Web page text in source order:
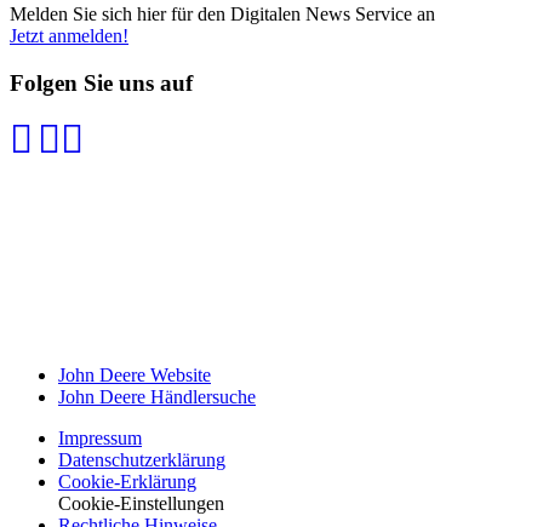
Melden Sie sich hier für den Digitalen News Service an
Jetzt anmelden!
Folgen Sie uns auf
John Deere Website
John Deere Händ­ler­suche
Impressum
Datenschutz­erklärung
Cookie-Erklä­rung
Cookie-Einstellungen